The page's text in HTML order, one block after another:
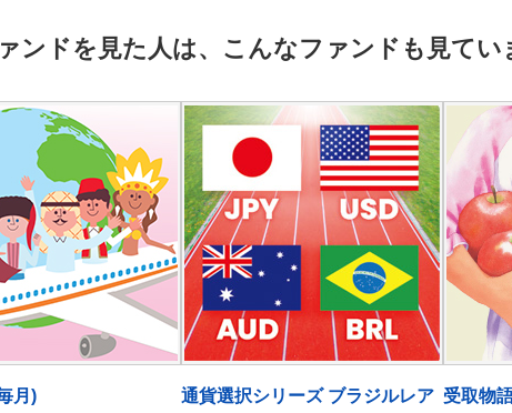
ンドを見た人は、こんなファンドも見てい
月) 通貨選択シリーズ ブラジルレア 受取物